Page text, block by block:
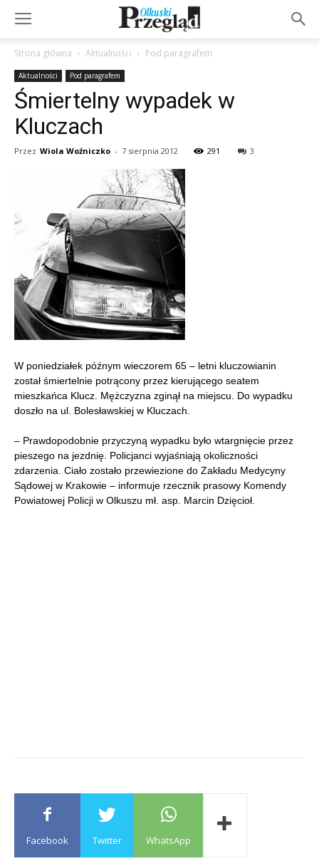
Strona główna Aktualności Pod paragrafem
Aktualności Pod paragrafem
Śmiertelny wypadek w
Kluczach
Przez Wiola Woźniczko - 7 sierpnia 2012 291 3
W poniedziałek późnym wieczorem 65 – letni kluczowianin
został śmiertelnie potrącony przez kierującego seatem
mieszkańca Klucz. Mężczyzna zginął na miejscu. Do wypadku
doszło na ul. Bolesławskiej w Kluczach.
– Prawdopodobnie przyczyną wypadku było wtargnięcie przez
pieszego na jezdnię. Policjanci wyjaśniają okoliczności
zdarzenia. Ciało zostało przewiezione do Zakładu Medycyny
Sądowej w Krakowie – informuje rzecznik prasowy Komendy
Powiatowej Policji w Olkuszu mł. asp. Marcin Dzięcioł.
Facebook Twitter WhatsApp